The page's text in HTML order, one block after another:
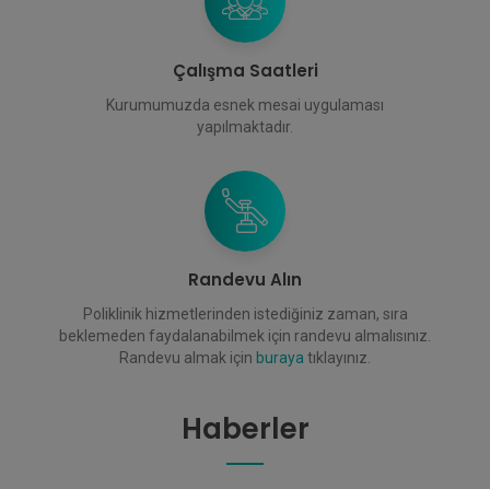
Çalışma Saatleri
Kurumumuzda esnek mesai uygulaması
yapılmaktadır.
Randevu Alın
Poliklinik hizmetlerinden istediğiniz zaman, sıra
beklemeden faydalanabilmek için randevu almalısınız.
Randevu almak için buraya tıklayınız.
Haberler